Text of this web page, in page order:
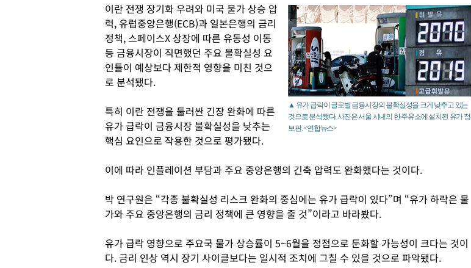
▲ 유가 급락이 글로벌 금융시장의 불확실성을 크게 낮추고 있는
것으로 분석됐다. 사진은 서울 시내의 한 주유소에 설치된 유가 정
보판. <연합뉴스>
이란 전쟁 장기화 우려와 미국 물가 상승 압
력, 유럽중앙은행(ECB)과 일본은행의 금리
정책, 스페이스X 상장에 따른 유동성 이동
등 금융시장이 직면했던 주요 불확실성 요
인들이 예상보다 제한적 영향을 미친 것으
로 분석됐다.
특히 이란 전쟁을 둘러싼 긴장 완화에 따른
유가 급락이 금융시장 불확실성을 낮추는
핵심 요인으로 작용한 것으로 평가됐다.
이에 따라 인플레이션 부담과 주요 중앙은행의 긴축 압력도 완화했다는 것이다.
박 연구원은 “각종 불확실성 리스크 완화의 중심에는 유가 급락이 있다”며 “유가 하락은 물
가와 주요 중앙은행의 금리 정책에 큰 영향을 줄 것”이라고 바라봤다.
유가 급락 영향으로 주요국 물가 상승률이 5~6월을 정점으로 둔화할 가능성이 크다는 것이
다. 금리 인상 역시 장기 사이클보다는 일시적 조치에 그칠 수 있을 것으로 파악됐다.